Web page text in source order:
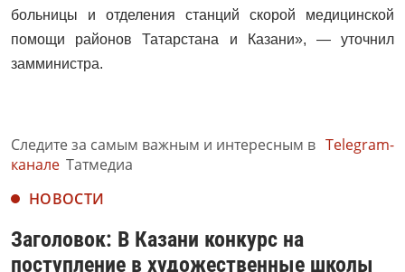
больницы и отделения станций скорой медицинской
помощи районов Татарстана и Казани», — уточнил
замминистра.
Следите за самым важным и интересным в Telegram-
канале Татмедиа
НОВОСТИ
Заголовок: В Казани конкурс на
поступление в художественные школы